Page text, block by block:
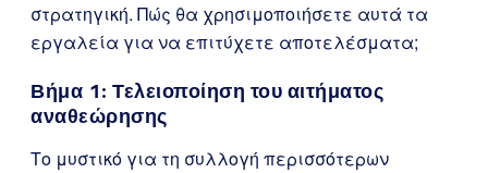
στρατηγική. Πώς θα χρησιμοποιήσετε αυτά τα
εργαλεία για να επιτύχετε αποτελέσματα;
Βήμα 1: Τελειοποίηση του αιτήματος
αναθεώρησης
Το μυστικό για τη συλλογή περισσότερων